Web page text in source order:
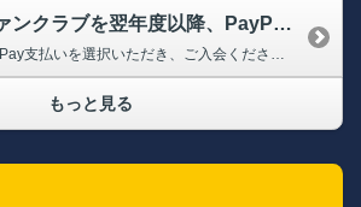
ホークス筑後ファンクラブを翌年度以降、PayPayで自動継続するには、どのようにすればよいですか？
年会費支払方法をPayPay支払いを選択いただき、ご入会ください。 【インターネットで入会の場合】 入会手続きをされる際に画面の案内に従いPayPay情報をご登録ください。 【入会受付特設ブースで入会の場合】 係の案内に従い、PayPay情報をご登録ください。
もっと見る